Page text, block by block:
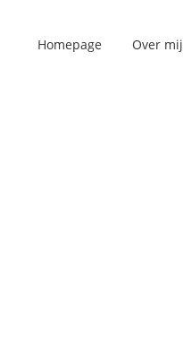
Homepage Over mij